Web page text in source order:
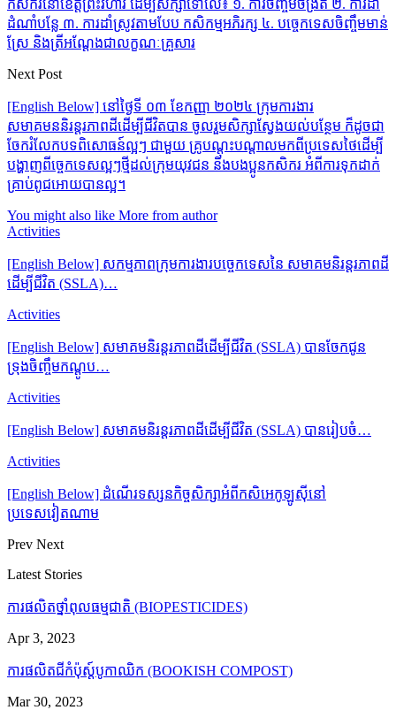
កសិករនៅខេត្តព្រះវិហារ ដើម្បីសិក្សាទៅលើ៖ ១. ការចិញ្ចឹមចង្រិត ២. ការដាំ
ដំណាំបន្លែ ៣. ការដាំស្រូវតាមបែប កសិកម្មអភិរក្ស ៤. បច្ចេកទេសចិញ្ចឹមមាន់
ស្រែ និងត្រីអណ្ដែងជាលក្ខណៈគ្រួសារ
Next Post
[English Below] នៅថ្ងៃទី ០៣ ខែកញ្ញា ២០២៤ ក្រុមការងារ
សមាគមននិរន្តរភាពដីដើម្បីជីវិតបាន ចូលរួមសិក្សាស្វែងយល់បន្ថែម ក៏ដូចជា
ចែករំលែកបទពិសោធន៍ល្អៗ ជាមួយ គ្រូបណ្តុះបណ្តាលមកពីប្រទេសថៃដើម្បី
បង្ហាញពីច្ចេកទេសល្អៗថ្មីដល់ក្រុមយុវជន និងបងប្អូនកសិករ អំពីការទុកដាក់
គ្រាប់ពូជអោយបានល្អ។
You might also like More from author
Activities
[English Below] សកម្មភាពក្រុមការងារបច្ចេកទេសនៃ សមាគមនិរន្តរភាពដី
ដើម្បីជីវិត (SSLA)…
Activities
[English Below] សមាគមនិរន្តរភាពដីដើម្បីជីវិត (SSLA) បានចែកជូន
ទ្រុងចិញ្ចឹមកណ្ដូប…
Activities
[English Below] សមាគមនិរន្តរភាពដីដើម្បីជីវិត (SSLA) បានរៀបចំ…
Activities
[English Below] ដំណើរទស្សនកិច្ចសិក្សាអំពីកសិអេកូឡូស៊ីនៅ
ប្រទេសវៀតណាម
Prev Next
Latest Stories
ការផលិតថ្នាំពុលធម្មជាតិ (BIOPESTICIDES)
Apr 3, 2023
ការផលិតជីកំប៉ុស្ដ៍បូកាឈិក (BOOKISH COMPOST)
Mar 30, 2023